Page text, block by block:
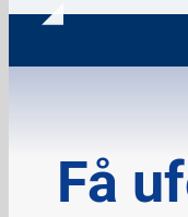
Få